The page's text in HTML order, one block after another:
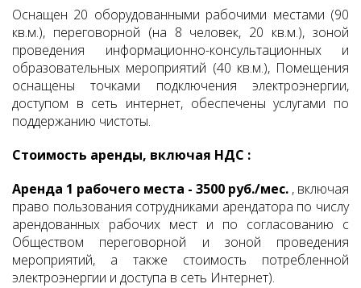
Оснащен 20 оборудованными рабочими местами (90
кв.м.), переговорной (на 8 человек, 20 кв.м.), зоной
проведения информационно-консультационных и
образовательных мероприятий (40 кв.м.), Помещения
оснащены точками подключения электроэнергии,
доступом в сеть интернет, обеспечены услугами по
поддержанию чистоты.
Стоимость аренды, включая НДС :
Аренда 1 рабочего места - 3500 руб./мес. , включая
право пользования сотрудниками арендатора по числу
арендованных рабочих мест и по согласованию с
Обществом переговорной и зоной проведения
мероприятий, а также стоимость потребленной
электроэнергии и доступа в сеть Интернет).